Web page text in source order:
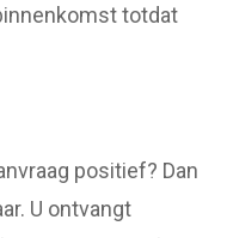
totdat
positief? Dan
U ontvangt